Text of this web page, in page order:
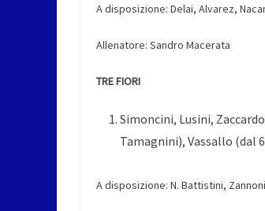
A disposizione: Delai, Alvarez,
Allenatore: Sandro Macerata
TRE FIORI
Simoncini, Lusini,
Tamagnini), Vassallo (dal
A disposizione: N. Battistini,